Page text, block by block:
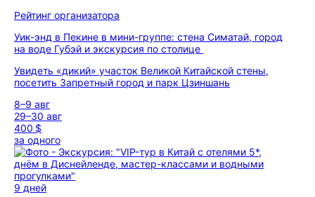
Рейтинг организатора
Уик-энд в Пекине в мини-группе: стена Симатай, город
на воде Губэй и экскурсия по столице
Увидеть «дикий» участок Великой Китайской стены,
посетить Запретный город и парк Цзиншань
8–9 авг
29–30 авг
400 $
за одного
9 дней